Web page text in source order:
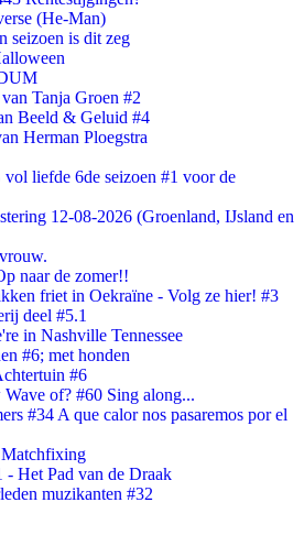
(He-Man)
seizoen is dit zeg
Tanja Groen #2
Beeld & Geluid #4
Herman Ploegstra
liefde 6de seizoen #1 voor de
12-08-2026 (Groenland, IJsland en
naar de zomer!!
friet in Oekraïne - Volg ze hier! #3
deel #5.1
in Nashville Tennessee
#6; met honden
#6
of? #60 Sing along...
#34 A que calor nos pasaremos por el
- Het Pad van de Draak
muzikanten #32